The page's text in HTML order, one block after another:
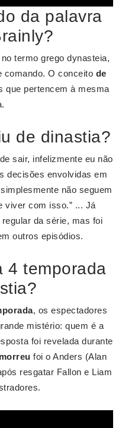
da palavra
no termo grego dynasteia,
comando. O conceito de
que pertencem à mesma
de dinastia?
sair, infelizmente eu não
decisões envolvidas em
não seguem
viver com isso.” ... Já
da série, mas foi
outros episódios.
4 temporada
, os espectadores
mistério: quem é a
foi revelada durante
morreu foi o Anders (Alan
resgatar Fallon e Liam